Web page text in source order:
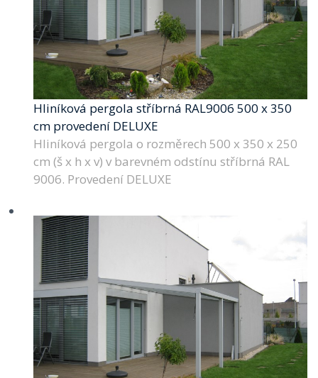
Hliníková pergola stříbrná RAL9006 500 x 350
cm provedení DELUXE
Hliníková pergola o rozměrech 500 x 350 x 250
cm (š x h x v) v barevném odstínu stříbrná RAL
9006. Provedení DELUXE